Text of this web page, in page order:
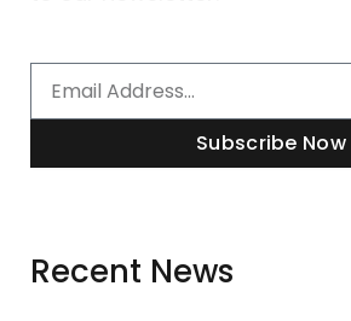
Subscribe Now
Recent News